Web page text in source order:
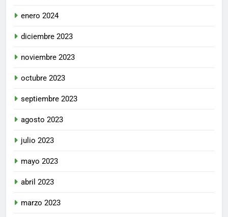
enero 2024
diciembre 2023
noviembre 2023
octubre 2023
septiembre 2023
agosto 2023
julio 2023
mayo 2023
abril 2023
marzo 2023